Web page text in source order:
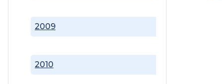
2009
2010